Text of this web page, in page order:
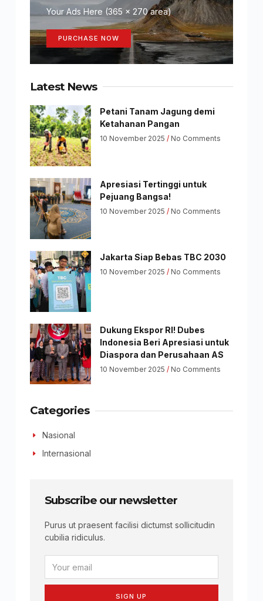
Your Ads Here (365 x 270 area)
PURCHASE NOW
Latest News
Petani Tanam Jagung demi
Ketahanan Pangan
10 November 2025 No Comments
Apresiasi Tertinggi untuk
Pejuang Bangsa!
10 November 2025 No Comments
Jakarta Siap Bebas TBC 2030
10 November 2025 No Comments
Dukung Ekspor RI! Dubes
Indonesia Beri Apresiasi untuk
Diaspora dan Perusahaan AS
10 November 2025 No Comments
Categories
Nasional
Internasional
Subscribe our newsletter
Purus ut praesent facilisi dictumst sollicitudin
cubilia ridiculus.
SIGN UP